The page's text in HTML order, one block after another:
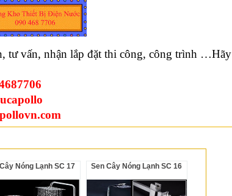
tư vấn, nhận lắp đặt thi công, công trình …Hãy
Cây Nóng Lạnh SC 17 Sen Cây Nóng Lạnh SC 16